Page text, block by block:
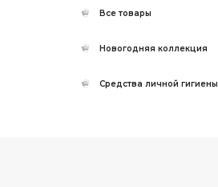
Все товары
Новогодняя коллекция
Средства личной гигиены